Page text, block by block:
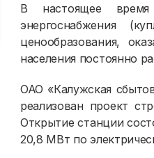
В настоящее время
энергоснабжения
ценообразования,
населения постоянно
ОАО «Калужская
реализован проект
Открытие станции
20,8 МВт по